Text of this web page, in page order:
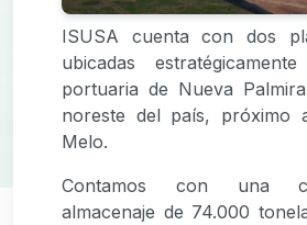
ISUSA cuenta con dos
ubicadas
portuaria de Nueva
noreste del país, próximo
Melo.
Contamos con una
almacenaje de 74.000